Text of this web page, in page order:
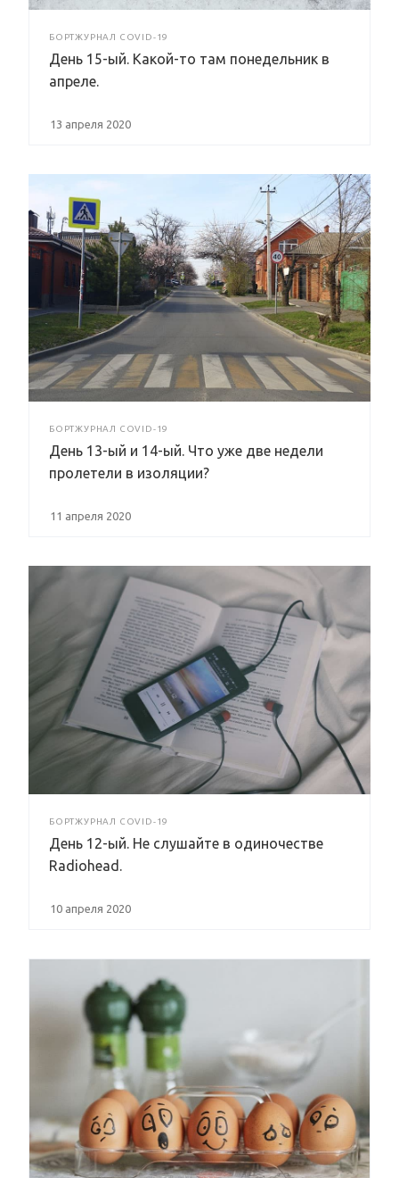
БОРТЖУРНАЛ COVID-19
День 15-ый. Какой-то там понедельник в
апреле.
13 апреля 2020
БОРТЖУРНАЛ COVID-19
День 13-ый и 14-ый. Что уже две недели
пролетели в изоляции?
11 апреля 2020
БОРТЖУРНАЛ COVID-19
День 12-ый. Не слушайте в одиночестве
Radiohead.
10 апреля 2020